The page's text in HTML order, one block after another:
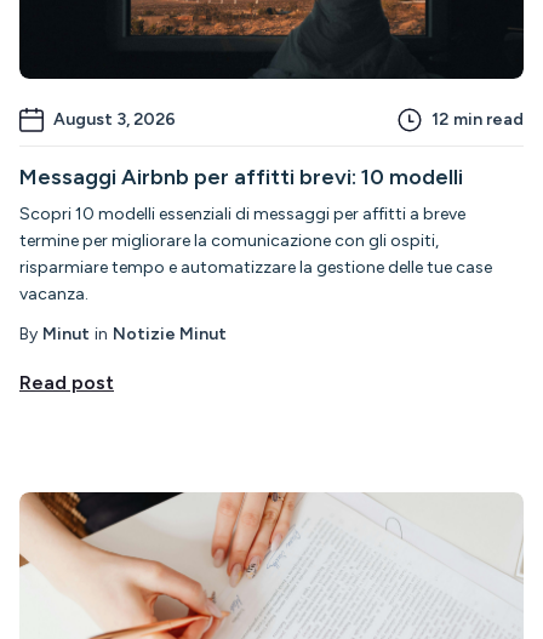
August 3, 2026 12 min read
Messaggi Airbnb per affitti brevi: 10 modelli
Scopri 10 modelli essenziali di messaggi per affitti a breve
termine per migliorare la comunicazione con gli ospiti,
risparmiare tempo e automatizzare la gestione delle tue case
vacanza.
By Minut in Notizie Minut
Read post